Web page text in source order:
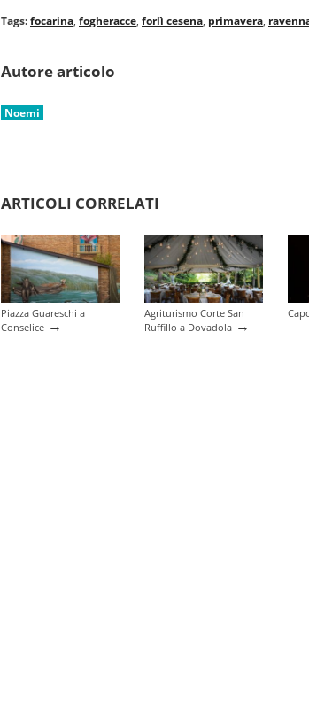
Tags:focarina fogheracce forlì cesena primavera
Autore articolo
Noemi
ARTICOLI CORRELATI
Piazza Guareschi a
Conselice →
Agriturismo Corte San
Ruffillo a Dovadola →